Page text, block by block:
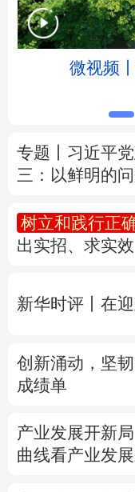
北京
辽宁
广东
四川
陕西
新疆 内
多语种频道
Русский
微视频
专题丨 习近平
三：以鲜明的
树立和践行正
出实招、求实效
新华时评丨在
创新涌动，坚
成绩单
产业发展开新局
曲线看产业发